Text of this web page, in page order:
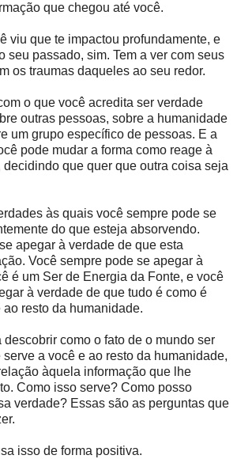
que chegou até você.
viu que te impactou profundamente, e
seu passado, sim. Tem a ver com seus
os traumas daqueles ao seu redor.
o que você acredita ser verdade
outras pessoas, sobre a humanidade
um grupo específico de pessoas. E a
pode mudar a forma como reage à
decidindo que quer que outra coisa seja
às quais você sempre pode se
do que esteja absorvendo.
apegar à verdade de que esta
Você sempre pode se apegar à
é um Ser de Energia da Fonte, e você
à verdade de que tudo é como é
resto da humanidade.
descobrir como o fato de o mundo ser
a você e ao resto da humanidade,
àquela informação que lhe
Como isso serve? Como posso
verdade? Essas são as perguntas que
isso de forma positiva.